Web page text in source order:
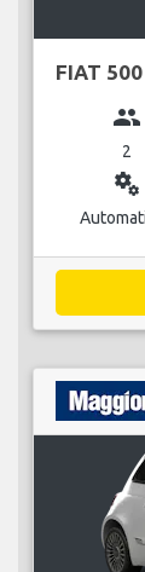
FIAT 500
group
2
miscellaneous_services